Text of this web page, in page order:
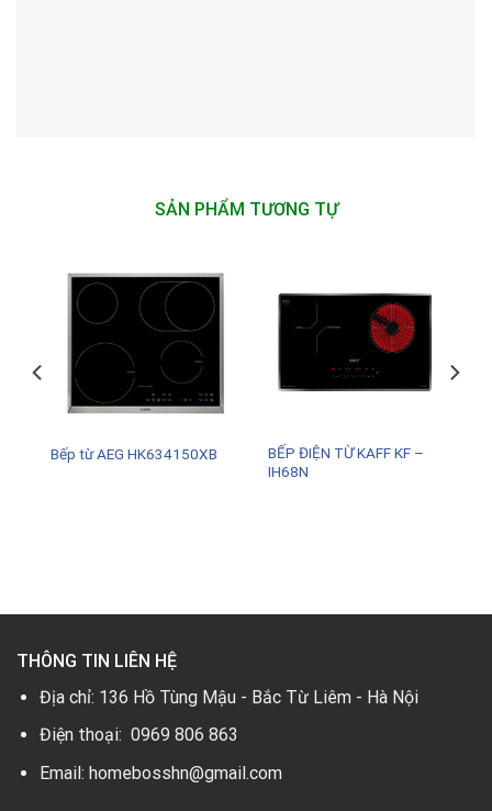
SẢN PHẨM TƯƠNG TỰ
Bếp từ AEG HK634150XB
BẾP ĐIỆN TỪ KAFF KF –
IH68N
THÔNG TIN LIÊN HỆ
Địa chỉ: 136 Hồ Tùng Mậu - Bắc Từ Liêm - Hà Nội
Điện thoại: 0969 806 863
Email: homebosshn@gmail.com